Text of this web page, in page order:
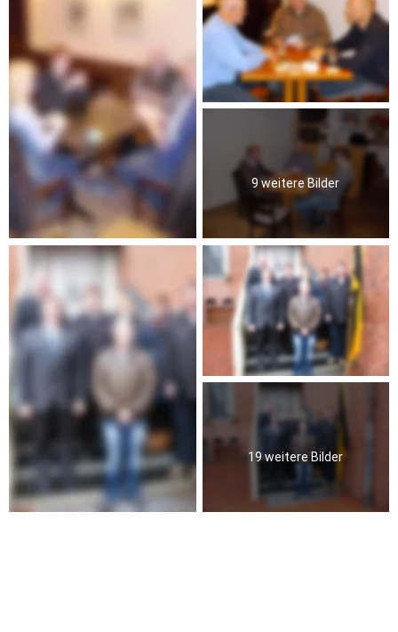
9 weitere Bilder
19 weitere Bilder